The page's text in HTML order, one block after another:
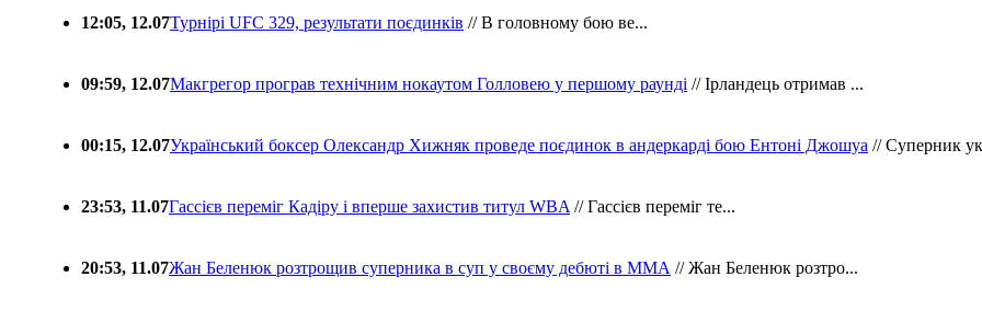
12:05, 12.07Турнірі UFC 329, результати поєдинків // В головному бою ве...
09:59, 12.07Макгрегор програв технічним нокаутом Голловею у першому раунді // Ірландець отримав ...
00:15, 12.07Український боксер Олександр Хижняк проведе поєдинок в андеркарді бою Ентоні Джошуа // Суперник
23:53, 11.07Гассієв переміг Кадіру і вперше захистив титул WBA // Гассієв переміг те...
20:53, 11.07Жан Беленюк розтрощив суперника в суп у своєму дебюті в ММА // Жан Беленюк розтро...